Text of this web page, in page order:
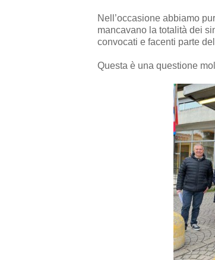
Nell’occasione abbiamo
mancavano la totalità dei
convocati e facenti parte
Questa è una questione